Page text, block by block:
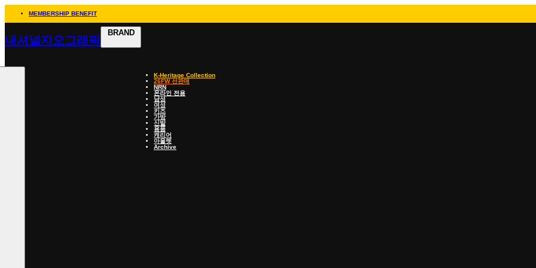
MEMBERSHIP BENEFIT
내셔널지오그래픽
BRAND
K-Heritage Collection
26FW 선판매
NRN
온라인 전용
남성
여성
키즈
가방
신발
용품
캐리어
아울렛
Archive